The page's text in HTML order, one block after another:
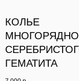
КОЛЬЕ
ГЕМАТИТА